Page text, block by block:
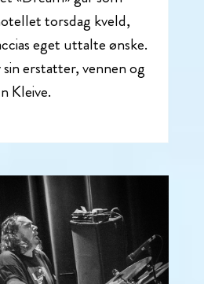
torsdag kveld,
eget uttalte ønske.
erstatter, vennen og
Kleive.